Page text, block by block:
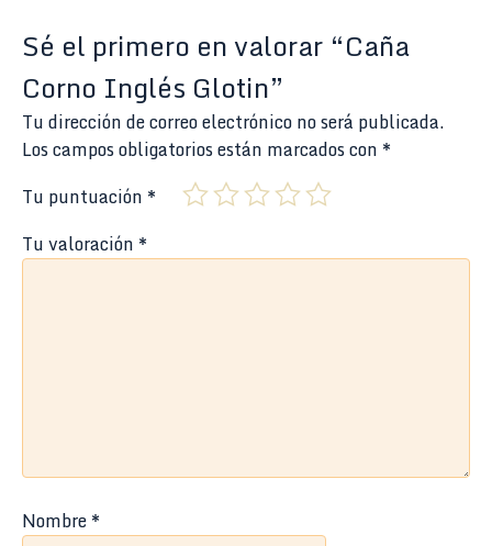
Sé el primero en valorar “Caña
Corno Inglés Glotin”
Tu dirección de correo electrónico no será publicada.
Los campos obligatorios están marcados con *
Tu puntuación *
Tu valoración *
Nombre*